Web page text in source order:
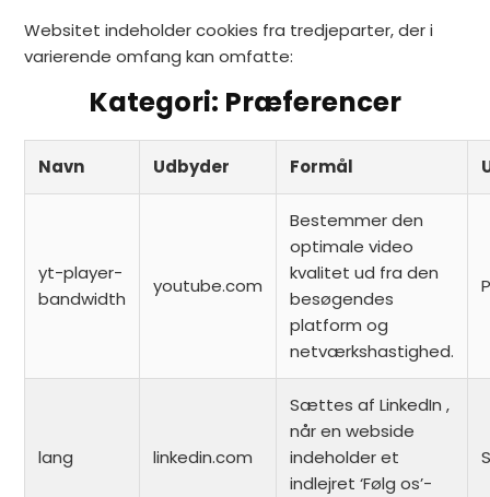
Websitet indeholder cookies fra tredjeparter, der i
varierende omfang kan omfatte:
Kategori: Præferencer
Navn Udbyder Formål
yt-player-
bandwidth
youtube.com
Bestemmer den
optimale video
kvalitet ud fra den
besøgendes
platform og
netværkshastighed.
lang linkedin.com
Sættes af LinkedIn ,
når en webside
indeholder et
indlejret ‘Følg os’-